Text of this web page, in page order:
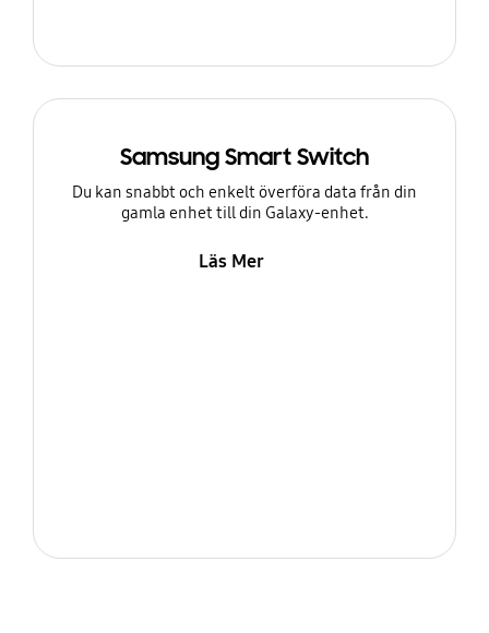
Samsung Smart Switch
Du kan snabbt och enkelt överföra data från din
gamla enhet till din Galaxy-enhet.
Läs Mer